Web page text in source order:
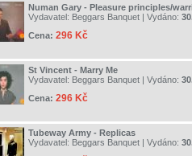
Numan Gary - Pleasure principles/
Vydavatel: Beggars Banquet | Vydáno:
Cena: 296 Kč
St Vincent - Marry Me
Vydavatel: Beggars Banquet | Vydáno:
Cena: 296 Kč
Tubeway Army - Replicas
Vydavatel: Beggars Banquet | Vydáno: